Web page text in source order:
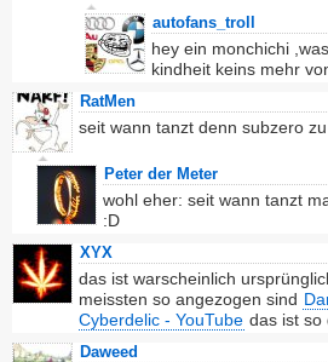
autofans_troll
hey ein monchichi
kindheit keins mehr
RatMen
seit wann tanzt denn subzero
Peter der Meter
wohl eher: seit wann tanzt
:D
XYX
das ist warscheinlich
meissten so angezogen sind
Cyberdelic - YouTube das ist so
Daweed